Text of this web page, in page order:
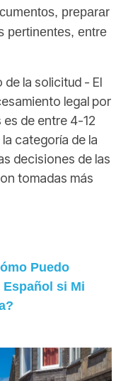
preparar
pertinentes, entre
la solicitud - El
legal por
de entre 4-12
categoría de la
decisiones de las
tomadas más
Puedo
si Mi